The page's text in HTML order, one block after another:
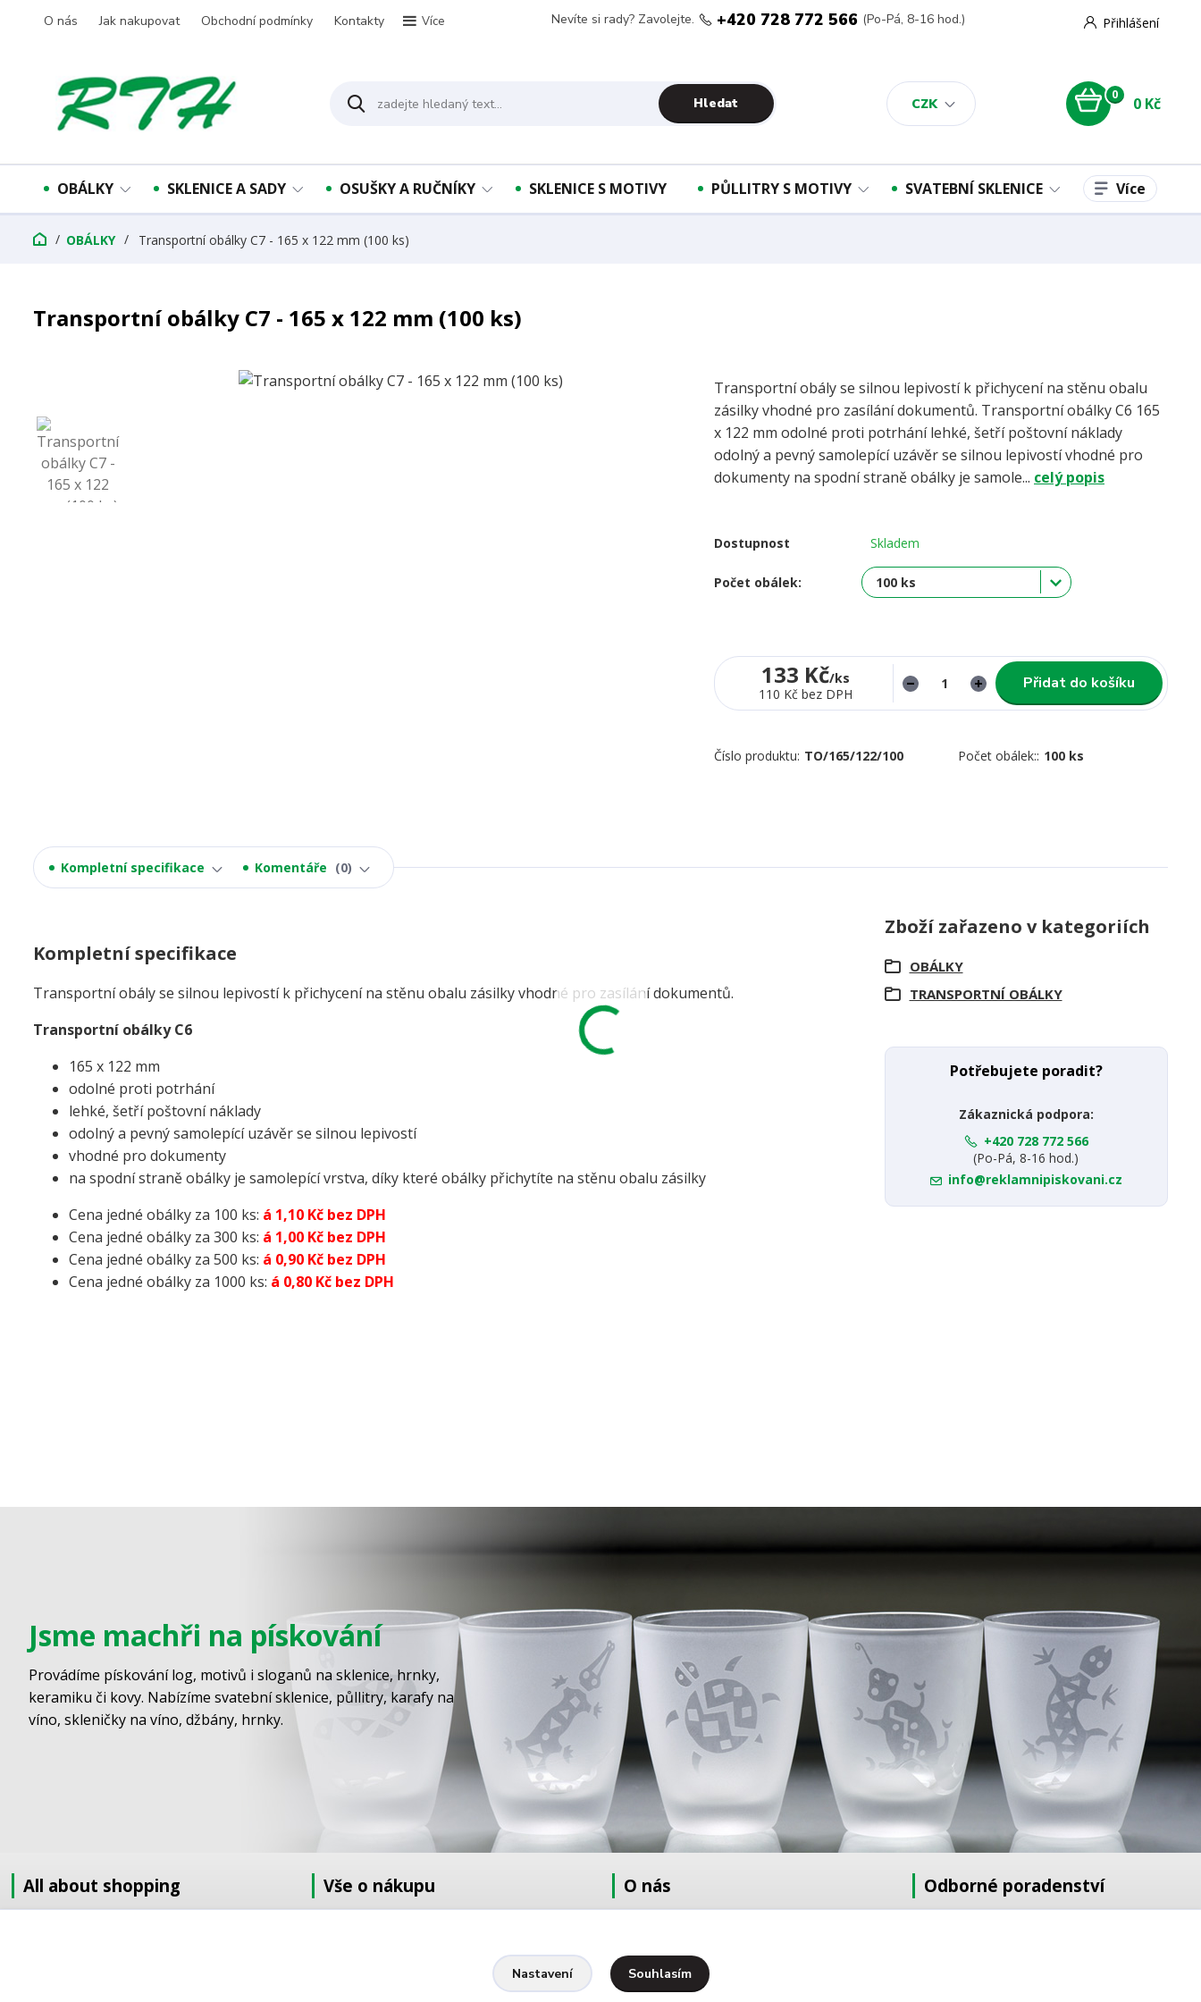
O nás Jak nakupovat Obchodní podmínky Kontakty Více
CZK
Přihlášení
Hledat
Nevíte si rady? Zavolejte. +420 728 772 566 (Po-Pá, 8-16 hod.)
0 0 Kč
OBÁLKY SKLENICE A SADY OSUŠKY A RUČNÍKY SKLENICE S MOTIVY PŮLLITRY S MOTIVY SVATEBNÍ SKLENICE Více
OBÁLKY Transportní obálky C7 - 165 x 122 mm (100 ks)
Transportní obálky C7 - 165 x 122 mm (100 ks)
Transportní obály se silnou lepivostí k přichycení na stěnu obalu
zásilky vhodné pro zasílání dokumentů. Transportní obálky C6 165
x 122 mm odolné proti potrhání lehké, šetří poštovní náklady
odolný a pevný samolepící uzávěr se silnou lepivostí vhodné pro
dokumenty na spodní straně obálky je samole... celý popis
Dostupnost Skladem
Počet obálek:
133 Kč/ks
110 Kč bez DPH
Přidat do košíku
Číslo produktu: TO/165/122/100 Počet obálek:: 100 ks
Kompletní specifikace Komentáře 0
Kompletní specifikace
Transportní obály se silnou lepivostí k přichycení na stěnu obalu zásilky vhodné pro zasílání dokumentů.
Transportní obálky C6
165 x 122 mm
odolné proti potrhání
lehké, šetří poštovní náklady
odolný a pevný samolepící uzávěr se silnou lepivostí
vhodné pro dokumenty
na spodní straně obálky je samolepící vrstva, díky které obálky přichytíte na stěnu obalu zásilky
Cena jedné obálky za 100 ks: á 1,10 Kč bez DPH
Cena jedné obálky za 300 ks: á 1,00 Kč bez DPH
Cena jedné obálky za 500 ks: á 0,90 Kč bez DPH
Cena jedné obálky za 1000 ks: á 0,80 Kč bez DPH
Zboží zařazeno v kategoriích
OBÁLKY
TRANSPORTNÍ OBÁLKY
Potřebujete poradit?
Zákaznická podpora:
+420 728 772 566
(Po-Pá, 8-16 hod.)
info@reklamnipiskovani.cz
Jsme machři na pískování
Provádíme pískování log, motivů i sloganů na sklenice, hrnky,
keramiku či kovy. Nabízíme svatební sklenice, půllitry, karafy na
víno, skleničky na víno, džbány, hrnky.
All about shopping Vše o nákupu O nás
Kontakty
Ochrana osobních údajů
Odborné poradenství
Nastavení Souhlasím